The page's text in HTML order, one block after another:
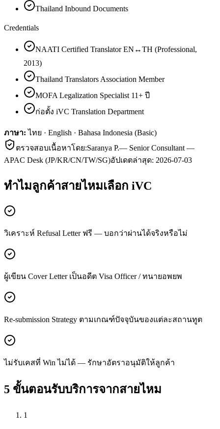
Thailand Inbound Documents
Credentials
NAATI Certified Translator EN↔TH (Professional,
2013)
Thailand Translators Association Member
MOFA Legalization Specialist 11+ ปี
ก่อตั้ง iVC Translation Department
ภาษา: ไทย · English · Bahasa Indonesia (Basic)
ตรวจสอบเนื้อหาโดย:Saranya P.— Senior Consultant —
APAC Desk (JP/KR/CN/TW/SG)อัปเดตล่าสุด: 2026-07-03
ทำไมลูกค้าสายไหมเลือก iVC
วิเคราะห์ Refusal Letter ฟรี — บอกว่าผ่านได้จริงหรือไม่
ผู้เขียน Cover Letter เป็นอดีต Visa Officer / ทนายอพยพ
Re-submission Strategy ตามเกณฑ์ปัจจุบันของแต่ละสถานทูต
ไม่รับเคสที่ Win ไม่ได้ — รักษาอัตราอนุมัติให้ลูกค้า
5 ขั้นตอนรับบริการจากสายไหม
1